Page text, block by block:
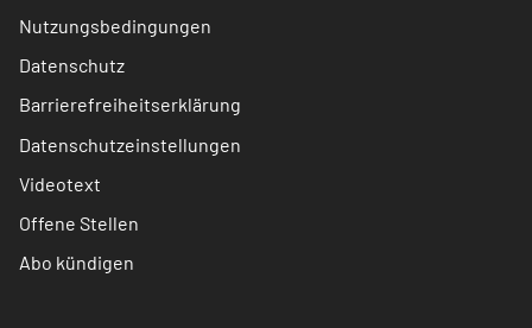
Nutzungsbedingungen
Datenschutz
Barrierefreiheitserklärung
Datenschutzeinstellungen
Videotext
Offene Stellen
Abo kündigen